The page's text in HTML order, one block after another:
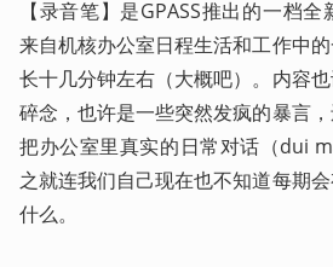
【录音笔】是GPASS推出的一档
来自机核办公室日程生活和工作中
长十几分钟左右（大概吧）。内容
碎念，也许是一些突然发疯的暴言
把办公室里真实的日常对话（dui
之就连我们自己现在也不知道每期
什么。